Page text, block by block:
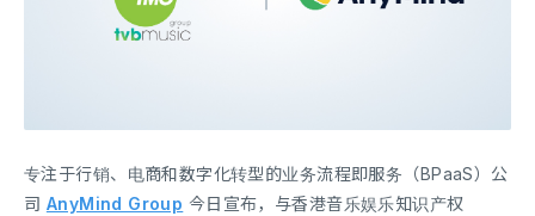
专注于行销、电商和数字化转型的业务流程即服务（BPaaS）公
司 AnyMind Group 今日宣布，与香港音乐娱乐知识产权